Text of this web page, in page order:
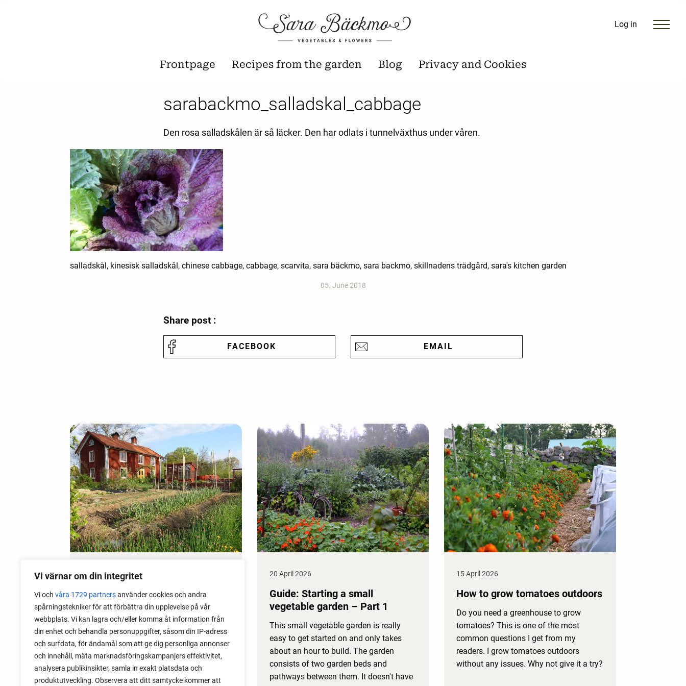
Vi värnar om din integritet
Vi och våra 1729 partnersanvänder cookies och andra
spårningstekniker för att förbättra din upplevelse på vår
webbplats. Vi kan lagra och/eller komma åt information från
din enhet och behandla personuppgifter, såsom din IP-adress
och surfdata, för ändamål som att ge dig personliga annonser
och innehåll, mäta marknadsföringskampanjers effektivitet,
analysera publikinsikter, samla in exakt platsdata och
produktutveckling. Observera att ditt samtycke kommer att
Log in
Frontpage Recipes from the garden Blog Privacy and Cookies
sarabackmo_salladskal_cabbage
Den rosa salladskålen är så läcker. Den har odlats i tunnelväxthus under våren.
salladskål, kinesisk salladskål, chinese cabbage, cabbage, scarvita, sara bäckmo, sara backmo, skillnadens trädgård, sara's kitchen garden
05. June 2018
Share post :
FACEBOOK EMAIL
15 May 2026
Get Rid of Garden Slugs
Garden slugs are a big problem in my
garden. Read about the method I use to
fight garden slugs early and late, and
still keep growing.
20 April 2026
Guide: Starting a small
vegetable garden – Part 1
This small vegetable garden is really
easy to get started on and only takes
about an hour to build. The garden
consists of two garden beds and
pathways between them. It doesn't have
15 April 2026
How to grow tomatoes outdoors
Do you need a greenhouse to grow
tomatoes? This is one of the most
common questions I get from my
readers. I grow tomatoes outdoors
without any issues. Why not give it a try?